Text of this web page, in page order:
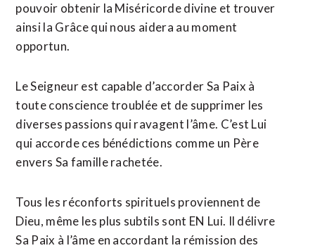
pouvoir obtenir la Miséricorde divine et trouver
ainsi la Grâce qui nous aidera au moment
opportun.
Le Seigneur est capable d’accorder Sa Paix à
toute conscience troublée et de supprimer les
diverses passions qui ravagent l’âme. C’est Lui
qui accorde ces bénédictions comme un Père
envers Sa famille rachetée.
Tous les réconforts spirituels proviennent de
Dieu, même les plus subtils sont EN Lui. Il délivre
Sa Paix à l’âme en accordant la rémission des